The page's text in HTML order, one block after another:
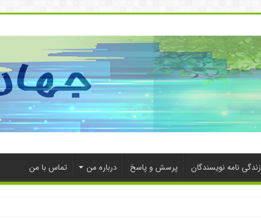
زندگی نامه نویسندگان پرسش و پاسخ درباره من تماس با من